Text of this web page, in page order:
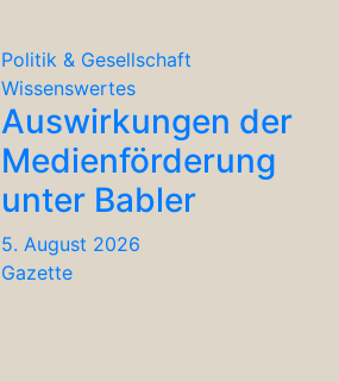
Politik & Gesellschaft
Wissenswertes
Auswirkungen der
Medienförderung
unter Babler
5. August 2026
Gazette